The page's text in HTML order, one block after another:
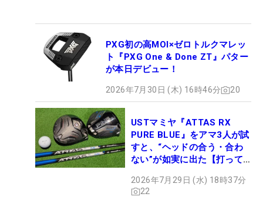
PXG初の高MOI×ゼロトルクマレッ
ト『PXG One & Done ZT』パター
が本日デビュー！
2026年7月30日 (木) 16時46分 20
USTマミヤ『ATTAS RX
PURE BLUE』をアマ3人が試
すと、“ヘッドの合う・合わ
ない”が如実に出た【打って
2026年7月29日 (水) 18時37分
22